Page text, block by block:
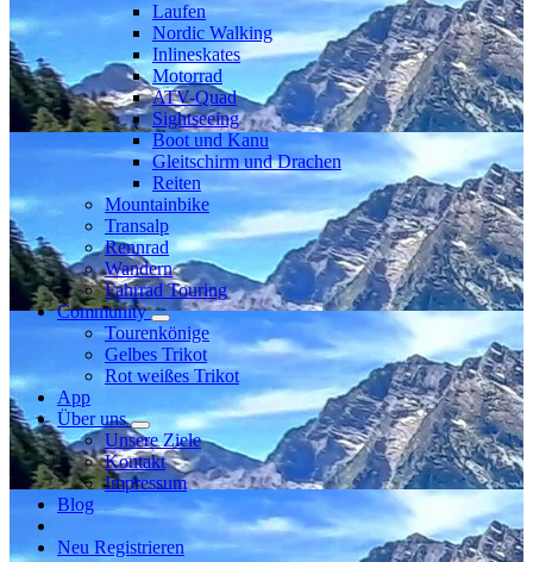
Laufen
Nordic Walking
Inlineskates
Motorrad
ATV-Quad
Sightseeing
Boot und Kanu
Gleitschirm und Drachen
Reiten
Mountainbike
Transalp
Rennrad
Wandern
Fahrrad Touring
Community
Tourenkönige
Gelbes Trikot
Rot weißes Trikot
App
Über uns
Unsere Ziele
Kontakt
Impressum
Blog
Neu Registrieren